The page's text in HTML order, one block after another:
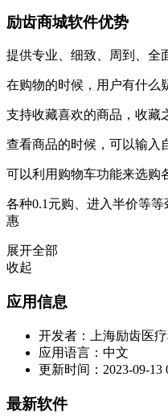
励齿商城软件优势
提供专业、细致、周到、全
在购物的时候，用户有什么
支持收藏喜欢的商品，收藏
查看商品的时候，可以输入
可以利用购物车功能来选购
各种0.1元购、进入半价等
惠
展开全部
收起
应用信息
开发者：
上海励齿医
应用语言： 中文
更新时间： 2023-09-13
最新软件